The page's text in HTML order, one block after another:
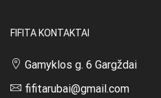
FIFITA KONTAKTAI
Gamyklos g. 6 Gargždai
fifitarubai@gmail.com